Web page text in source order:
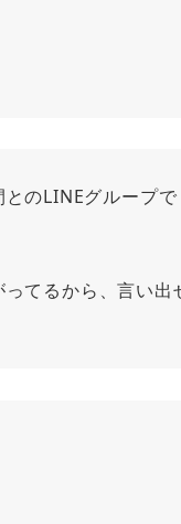
のLINEグループ
てるから、言い